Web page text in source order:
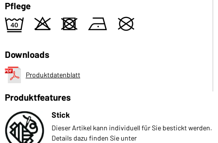
Pflege
9 o d n U
Downloads
Produktdatenblatt
Produktfeatures
Stick
Dieser Artikel kann individuell für Sie bestickt werden.
Details dazu finden Sie unter